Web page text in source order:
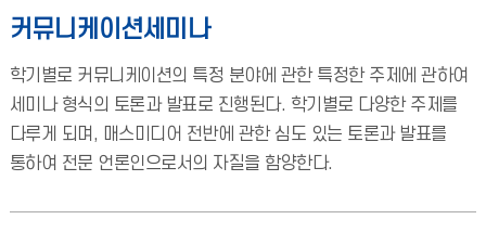
커뮤니케이션세미나
학기별로 커뮤니케이션의 특정 분야에 관한 특정한 주제에 관하여
세미나 형식의 토론과 발표로 진행된다. 학기별로 다양한 주제를
다루게 되며, 매스미디어 전반에 관한 심도 있는 토론과 발표를
통하여 전문 언론인으로서의 자질을 함양한다.